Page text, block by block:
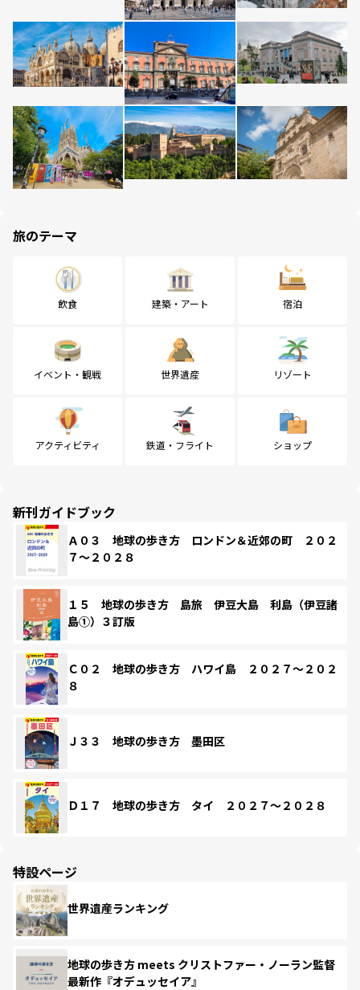
旅のテーマ
飲食 建築・アート 宿泊
イベント・観戦 世界遺産 リゾート
アクティビティ 鉄道・フライト ショップ
新刊ガイドブック
Ａ０３ 地球の歩き方 ロンドン＆近郊の町 ２０２
７～２０２８
１５ 地球の歩き方 島旅 伊豆大島 利島（伊豆諸
島①）３訂版
Ｃ０２ 地球の歩き方 ハワイ島 ２０２７～２０２
８
Ｊ３３ 地球の歩き方 墨田区
Ｄ１７ 地球の歩き方 タイ ２０２７～２０２８
特設ページ
世界遺産ランキング
地球の歩き方 meets クリストファー・ノーラン監督
最新作『オデュッセイア』